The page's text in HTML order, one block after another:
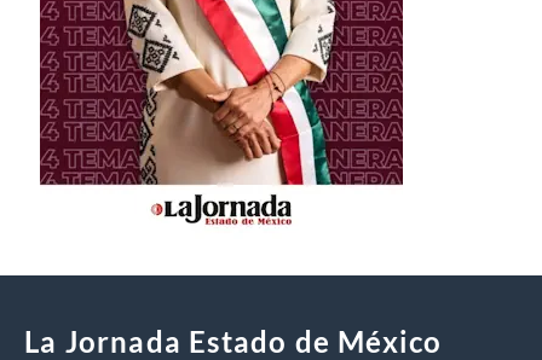
La Jornada Estado de México